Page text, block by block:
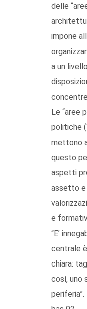
delle
impone
a un
Le “aree
politiche
mettono
questo
aspetti
assetto e
e
“E’
centrale
chiara:
così, uno
periferia”.